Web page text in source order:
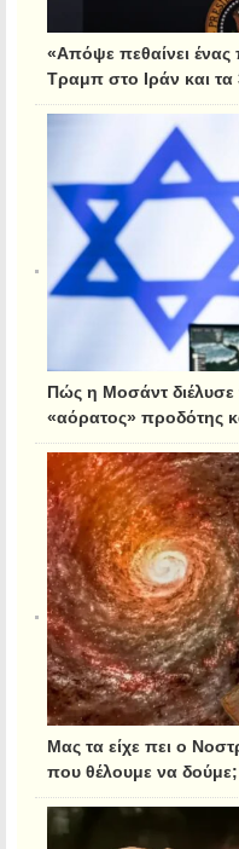
«Απόψε πεθαίνει ένας
Τραμπ στο Ιράν και τα
Πώς η Μοσάντ
«αόρατος» προδότης
Μας τα είχε πει ο
που θέλουμε να δούμε;